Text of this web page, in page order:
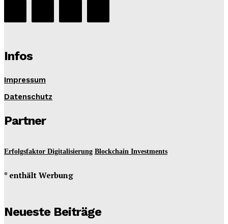
Infos
Impressum
Datenschutz
Partner
Erfolgsfaktor Digitalisierung Blockchain Investments
* enthält Werbung
Neueste Beiträge